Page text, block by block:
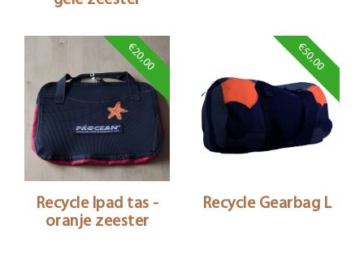
€20,00
Recycle Ipad tas -
oranje zeester
€50,00
Recycle Gearbag L